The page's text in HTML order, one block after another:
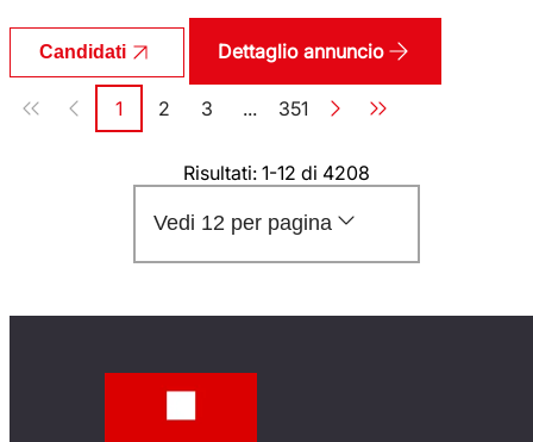
Candidati Dettaglio annuncio
Paginazione
Pagina
1 Pagina
2 Pagina
3 ... Pagina
351
Risultati: 1-12 di 4208
Vedi 12 per pagina